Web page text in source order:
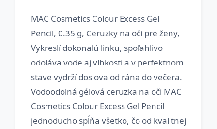
MAC Cosmetics Colour Excess Gel
Pencil, 0.35 g, Ceruzky na oči pre ženy,
Vykreslí dokonalú linku, spoľahlivo
odoláva vode aj vlhkosti a v perfektnom
stave vydrží doslova od rána do večera.
Vodoodolná gélová ceruzka na oči MAC
Cosmetics Colour Excess Gel Pencil
jednoducho spĺňa všetko, čo od kvalitnej